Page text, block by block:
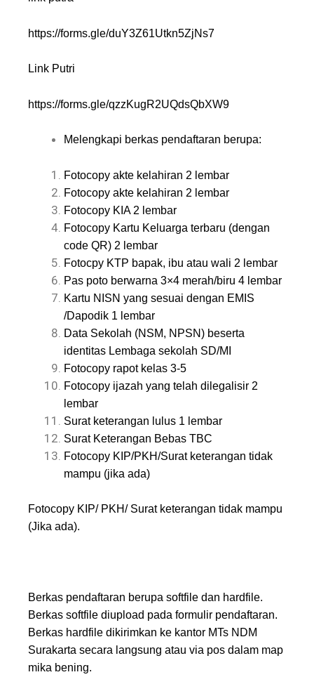
https://forms.gle/duY3Z61Utkn5ZjNs7
Link Putri
https://forms.gle/qzzKugR2UQdsQbXW9
Melengkapi berkas pendaftaran berupa:
Fotocopy akte kelahiran 2 lembar
Fotocopy akte kelahiran 2 lembar
Fotocopy KIA 2 lembar
Fotocopy Kartu Keluarga terbaru (dengan
code QR) 2 lembar
Fotocpy KTP bapak, ibu atau wali 2 lembar
Pas poto berwarna 3×4 merah/biru 4 lembar
Kartu NISN yang sesuai dengan EMIS
/Dapodik 1 lembar
Data Sekolah (NSM, NPSN) beserta
identitas Lembaga sekolah SD/MI
Fotocopy rapot kelas 3-5
Fotocopy ijazah yang telah dilegalisir 2
lembar
Surat keterangan lulus 1 lembar
Surat Keterangan Bebas TBC
Fotocopy KIP/PKH/Surat keterangan tidak
mampu (jika ada)
Fotocopy KIP/ PKH/ Surat keterangan tidak mampu
(Jika ada).
Berkas pendaftaran berupa softfile dan hardfile.
Berkas softfile diupload pada formulir pendaftaran.
Berkas hardfile dikirimkan ke kantor MTs NDM
Surakarta secara langsung atau via pos dalam map
mika bening.